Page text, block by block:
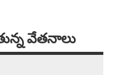
వేతనాలు